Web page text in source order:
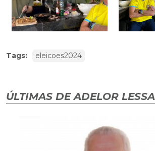
Tags: eleicoes2024
ÚLTIMAS DE ADELOR LESSA